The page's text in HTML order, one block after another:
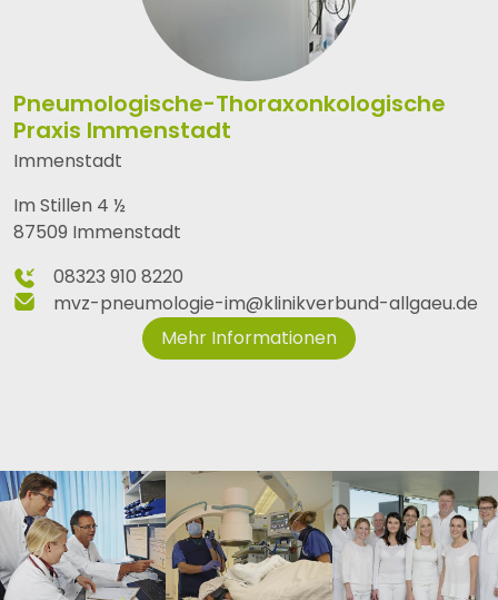
Pneumologische-Thoraxonkologische
Praxis Immenstadt
Immenstadt
Im Stillen 4 ½
87509 Immenstadt
08323 910 8220
mvz-pneumologie-im@klinikverbund-allgaeu.de
Mehr Informationen